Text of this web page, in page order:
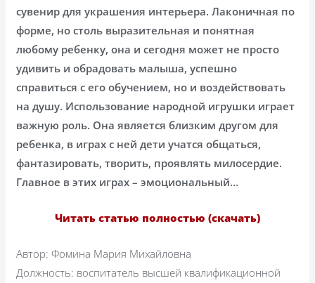
сувенир для украшения интерьера. Лаконичная по
форме, но столь выразительная и понятная
любому ребенку, она и сегодня может не просто
удивить и обрадовать малыша, успешно
справиться с его обучением, но и воздействовать
на душу. Использование народной игрушки играет
важную роль. Она является близким другом для
ребенка, в играх с ней дети учатся общаться,
фантазировать, творить, проявлять милосердие.
Главное в этих играх – эмоциональный…
Читать статью полностью (скачать)
Автор: Фомина Мария Михайловна
Должность: воспитатель высшей квалификационной